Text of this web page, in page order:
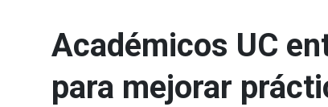
Académicos UC
para mejorar